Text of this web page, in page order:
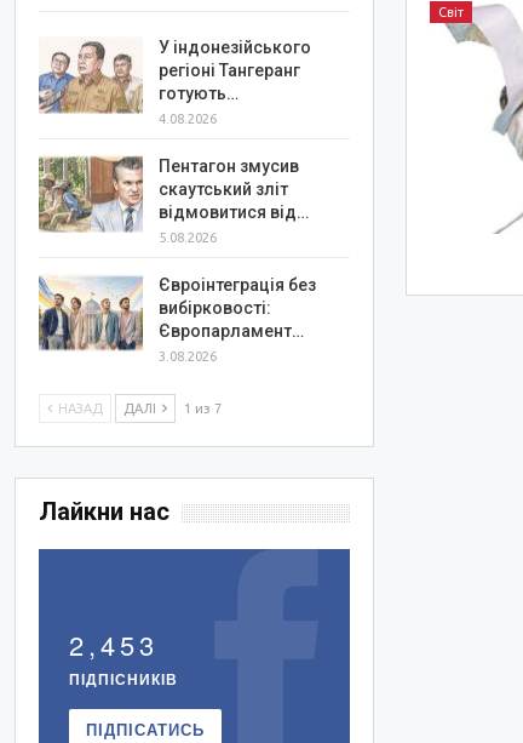
Світ
У індонезійського
регіоні Тангеранг
готують…
4.08.2026
Пентагон змусив
скаутський зліт
відмовитися від…
5.08.2026
Євроінтеграція без
вибірковості:
Європарламент…
3.08.2026
НАЗАД ДАЛІ 1 из 7
Лайкни нас
2,453
ПІДПІСНИКІВ
ПІДПІСАТИСЬ